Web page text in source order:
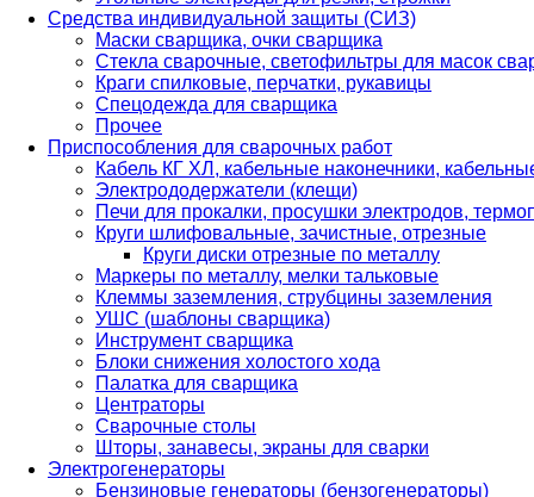
Средства индивидуальной защиты (СИЗ)
Маски сварщика, очки сварщика
Стекла сварочные, светофильтры для масок
Краги спилковые, перчатки, рукавицы
Спецодежда для сварщика
Прочее
Приспособления для сварочных работ
Кабель КГ ХЛ, кабельные наконечники,
Электрододержатели (клещи)
Печи для прокалки, просушки электродов,
Круги шлифовальные, зачистные, отрезные
Круги диски отрезные по металлу
Маркеры по металлу, мелки тальковые
Клеммы заземления, струбцины заземления
УШС (шаблоны сварщика)
Инструмент сварщика
Блоки снижения холостого хода
Палатка для сварщика
Центраторы
Сварочные столы
Шторы, занавесы, экраны для сварки
Электрогенераторы
Бензиновые генераторы (бензогенераторы)